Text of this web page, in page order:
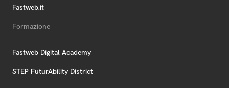
Fastweb.it
Formazione
Fastweb Digital Academy
STEP FuturAbility District